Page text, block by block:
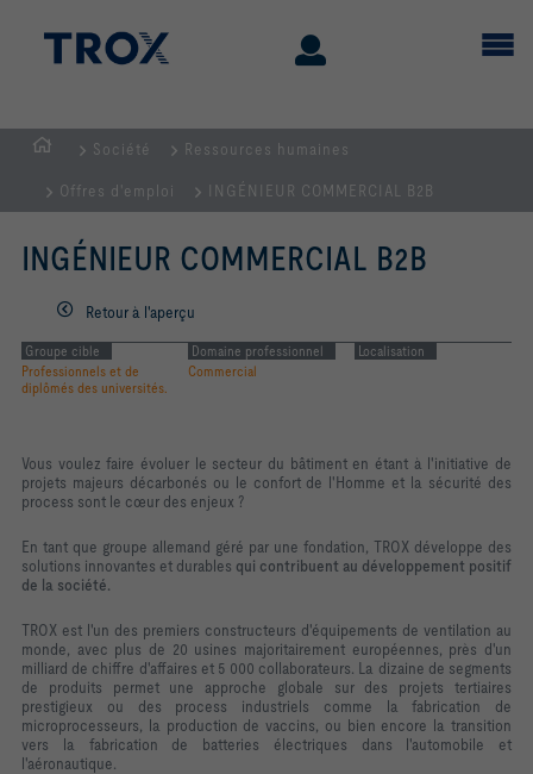
d'accueil
Société Ressources humaines
Offres d'emploi INGÉNIEUR COMMERCIAL B2B
INGÉNIEUR COMMERCIAL B2B
Retour à l'aperçu
Groupe cible
Professionnels et de
diplômés des universités.
Domaine professionnel
Commercial
Localisation
Vous voulez faire évoluer le secteur du bâtiment en étant à l'initiative de
projets majeurs décarbonés ou le confort de l'Homme et la sécurité des
process sont le cœur des enjeux ?
En tant que groupe allemand géré par une fondation, TROX développe des
solutions innovantes et durables qui contribuent au développement positif
de la société.
TROX est l'un des premiers constructeurs d'équipements de ventilation au
monde, avec plus de 20 usines majoritairement européennes, près d'un
milliard de chiffre d'affaires et 5 000 collaborateurs. La dizaine de segments
de produits permet une approche globale sur des projets tertiaires
prestigieux ou des process industriels comme la fabrication de
microprocesseurs, la production de vaccins, ou bien encore la transition
vers la fabrication de batteries électriques dans l'automobile et
l'aéronautique.